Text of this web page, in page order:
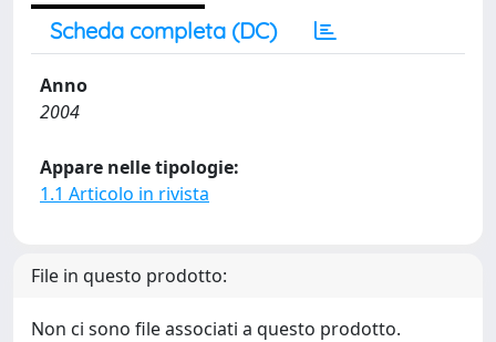
Scheda completa (DC)
Anno
2004
Appare nelle tipologie:
1.1 Articolo in rivista
File in questo prodotto:
Non ci sono file associati a questo prodotto.